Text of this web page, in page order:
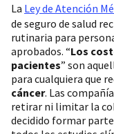
La Ley de Atención
de seguro de salud
rutinaria para
aprobados. “Los
pacientes” son
para cualquiera que
cáncer. Las
retirar ni limitar la
decidido formar